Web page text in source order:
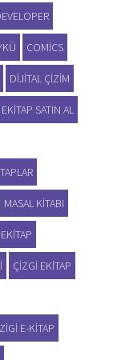
COMICS
DIJITAL ÇIZIM
EKITAP SATIN AL
MASAL KITABI
ÇIZGI EKITAP
E-KITAP